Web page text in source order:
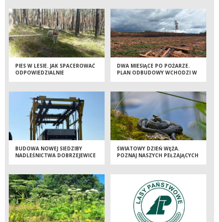
PIES W LESIE. JAK SPACEROWAĆ
ODPOWIEDZIALNIE
DWA MIESIĄCE PO POŻARZE.
PLAN ODBUDOWY WCHODZI W
BUDOWA NOWEJ SIEDZIBY
NADLEŚNICTWA DOBRZEJEWICE
ŚWIATOWY DZIEŃ WĘŻA.
POZNAJ NASZYCH PEŁZAJĄCYCH